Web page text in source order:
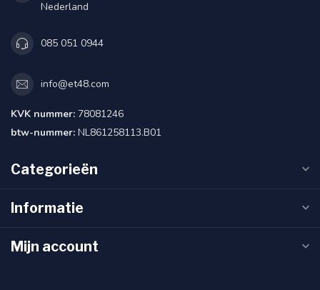
Nederland
085 051 0944
info@et48.com
KVK nummer: 78081246
btw-nummer: NL861258113.B01
Categorieën
Informatie
Mijn account